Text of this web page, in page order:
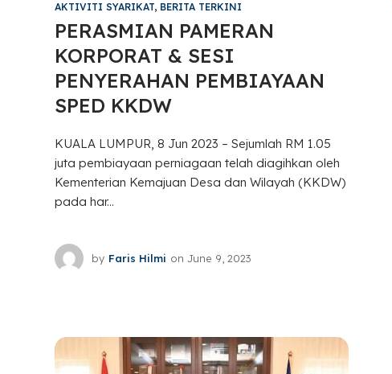
AKTIVITI SYARIKAT, BERITA TERKINI
PERASMIAN PAMERAN
KORPORAT & SESI
PENYERAHAN PEMBIAYAAN
SPED KKDW
KUALA LUMPUR, 8 Jun 2023 – Sejumlah RM 1.05
juta pembiayaan perniagaan telah diagihkan oleh
Kementerian Kemajuan Desa dan Wilayah (KKDW)
pada har...
by Faris Hilmi on June 9, 2023